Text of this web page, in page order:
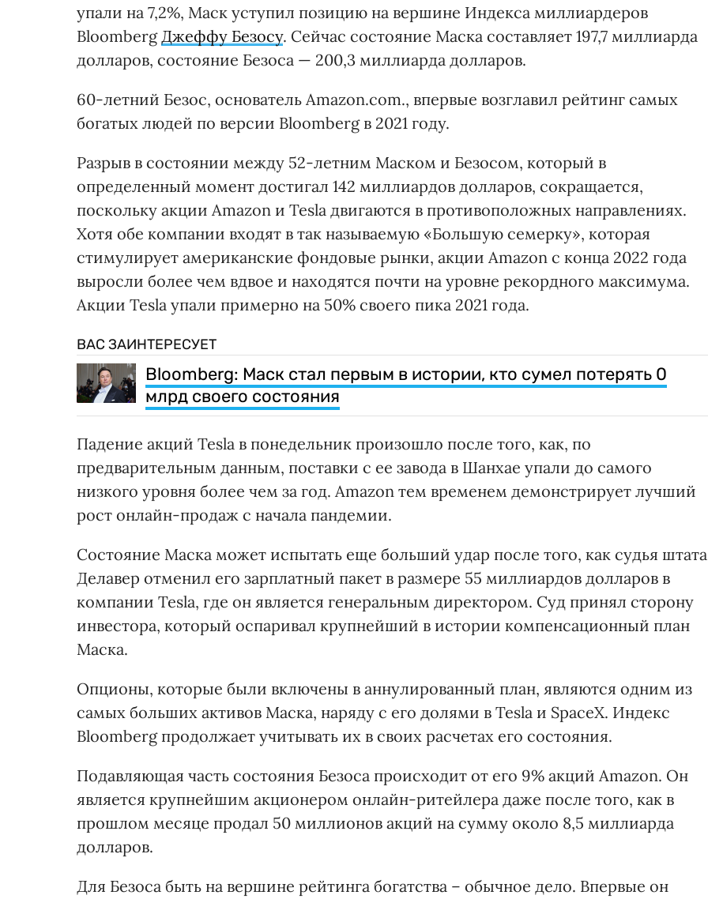
упали на 7,2%, Маск уступил позицию на вершине Индекса миллиардеров
BloombergДжеффу Безосу. Сейчас состояние Маска составляет 197,7 миллиарда
долларов, состояние Безоса — 200,3 миллиарда долларов.
60-летний Безос, основатель Amazon.com., впервые возглавил рейтинг самых
богатых людей по версии Bloomberg в 2021 году.
Разрыв в состоянии между 52-летним Маском и Безосом, который в
определенный момент достигал 142 миллиардов долларов, сокращается,
поскольку акции Amazon и Tesla двигаются в противоположных направлениях.
Хотя обе компании входят в так называемую «Большую семерку», которая
стимулирует американские фондовые рынки, акции Amazon с конца 2022 года
выросли более чем вдвое и находятся почти на уровне рекордного максимума.
Акции Tesla упали примерно на 50% своего пика 2021 года.
ВАС ЗАИНТЕРЕСУЕТ
Bloomberg: Маск стал первым в истории, кто сумел потерять 0
млрд своего состояния
Падение акций Tesla в понедельник произошло после того, как, по
предварительным данным, поставки с ее завода в Шанхае упали до самого
низкого уровня более чем за год. Amazon тем временем демонстрирует лучший
рост онлайн-продаж с начала пандемии.
Состояние Маска может испытать еще больший удар после того, как судья штата
Делавер отменил его зарплатный пакет в размере 55 миллиардов долларов в
компании Tesla, где он является генеральным директором. Суд принял сторону
инвестора, который оспаривал крупнейший в истории компенсационный план
Маска.
Опционы, которые были включены в аннулированный план, являются одним из
самых больших активов Маска, наряду с его долями в Tesla и SpaceX. Индекс
Bloomberg продолжает учитывать их в своих расчетах его состояния.
Подавляющая часть состояния Безоса происходит от его 9% акций Amazon. Он
является крупнейшим акционером онлайн-ритейлера даже после того, как в
прошлом месяце продал 50 миллионов акций на сумму около 8,5 миллиарда
долларов.
Для Безоса быть на вершине рейтинга богатства – обычное дело. Впервые он